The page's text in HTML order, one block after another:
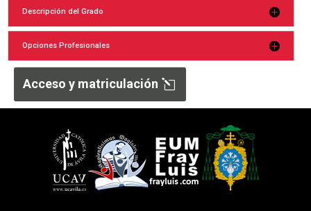
Descripción del Grado
Opciones Profesionales
Acceso y matriculación